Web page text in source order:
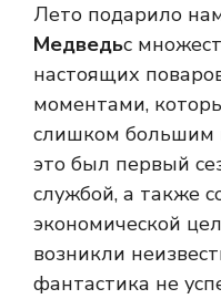
Лето подарило
Медведьс
настоящих
моментами,
слишком большим
это был первый
службой, а также
экономической
возникли
фантастика не